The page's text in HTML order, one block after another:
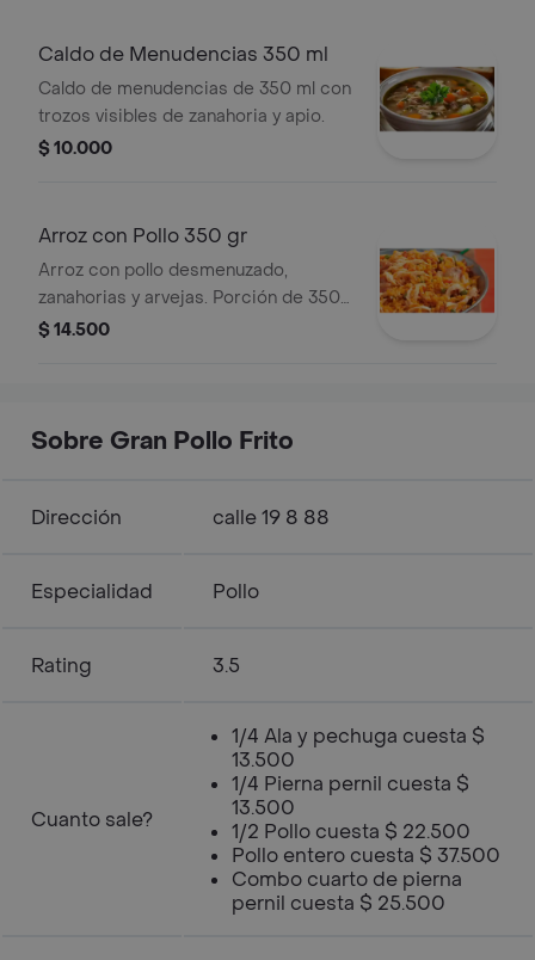
Caldo de Menudencias 350 ml
Caldo de menudencias de 350 ml con
trozos visibles de zanahoria y apio.
$ 10.000
Arroz con Pollo 350 gr
Arroz con pollo desmenuzado,
zanahorias y arvejas. Porción de 350
gr.
$ 14.500
Sobre Gran Pollo Frito
Dirección calle 19 8 88
Especialidad Pollo
Rating 3.5
Cuanto sale?
1/4 Ala y pechuga cuesta $
13.500
1/4 Pierna pernil cuesta $
13.500
1/2 Pollo cuesta $ 22.500
Pollo entero cuesta $ 37.500
Combo cuarto de pierna
pernil cuesta $ 25.500